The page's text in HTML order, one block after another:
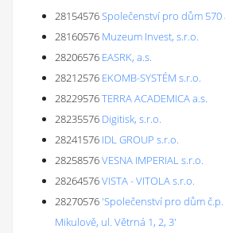
28154576Společenství pro dům 570
28160576 Muzeum Invest, s.r.o.
28206576 EASRK, a.s.
28212576 EKOMB-SYSTÉM s.r.o.
28229576TERRA ACADEMICA a.s.
28235576 Digitisk, s.r.o.
28241576 IDL GROUP s.r.o.
28258576VESNA IMPERIAL s.r.o.
28264576VISTA - VITOLA s.r.o.
28270576'Společenství pro dům č.p.
Mikulově, ul. Větrná 1, 2, 3'